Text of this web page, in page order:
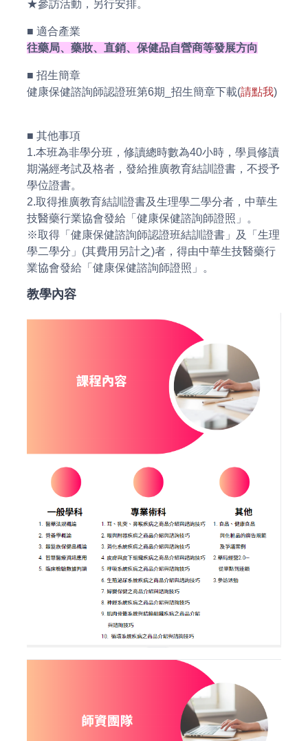
★參訪活動，另行安排。
■ 適合產業
往藥局、藥妝、直銷、保健品自營商等發展方向
■ 招生簡章
健康保健諮詢師認證班第6期_招生簡章下載(請點我)
■ 其他事項
1.本班為非學分班，修讀總時數為40小時，學員修讀
期滿經考試及格者，發給推廣教育結訓證書，不授予
學位證書。
2.取得推廣教育結訓證書及生理學二學分者，中華生
技醫藥行業協會發給「健康保健諮詢師證照」。
※取得「健康保健諮詢師認證班結訓證書」及「生理
學二學分」(其費用另計之)者，得由中華生技醫藥行
業協會發給「健康保健諮詢師證照」。
教學內容